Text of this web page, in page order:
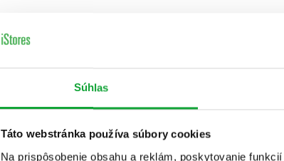
Súhlas
Táto webstránka používa súbory cookies
Na prispôsobenie obsahu a reklám, poskytovanie